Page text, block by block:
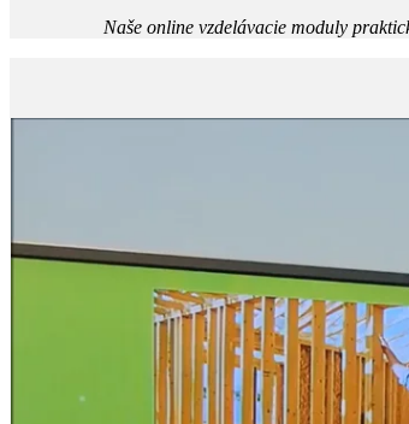
Naše online vzdelávacie moduly